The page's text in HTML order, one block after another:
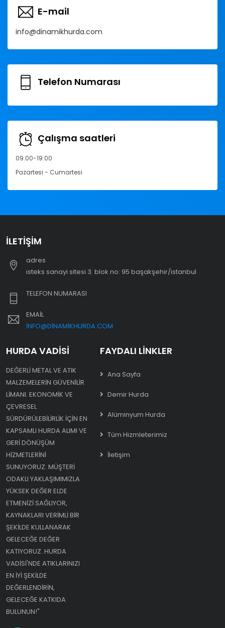
E-mail
info@dinamikhurda.com
Telefon Numarası
Çalışma saatleri
09.00-19.00
Pazartesi - Cumartesi
İLETIŞIM
adres
i̇steks sanayi sitesi 3. blok no: 95 başakşehir/i̇stanbul
TELEFON NUMARASI
EMAIL
INFO@DINAMIKHURDA.COM
HURDA VADISI
DEĞERLI METAL VE ATIK
MALZEMELERIN GÜVENILIR
LIMANI. EKONOMIK VE
ÇEVRESEL
SÜRDÜRÜLEBILIRLIK IÇIN EN
KAPSAMLI HURDA ALIMI VE
GERI DÖNÜŞÜM
HIZMETLERINI
SUNUYORUZ. MÜŞTERI
ODAKLI YAKLAŞIMIMIZLA
YÜKSEK DEĞER ELDE
ETMENIZI SAĞLIYOR,
KAYNAKLARI VERIMLI BIR
ŞEKILDE KULLANARAK
GELECEĞE DEĞER
KATIYORUZ. HURDA
VADISI'NDE ATIKLARINIZI
EN IYI ŞEKILDE
DEĞERLENDIRIN,
GELECEĞE KATKIDA
BULUNUN!"
FAYDALI LINKLER
Ana Sayfa
Demir Hurda
Alüminyum Hurda
Tüm Hizmleterimiz
İletişim